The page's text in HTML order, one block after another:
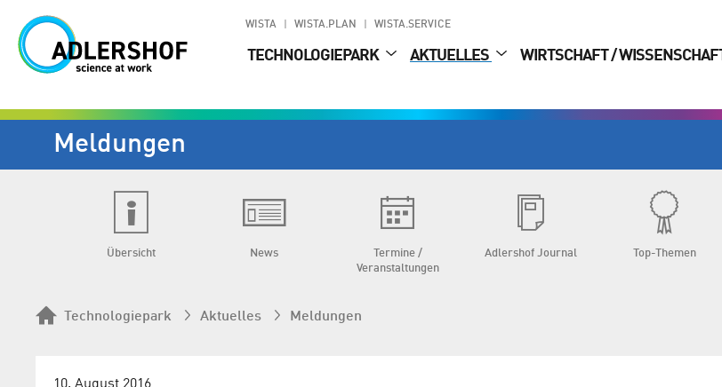
WISTA WISTA.PLAN WISTA.SERVICE
TECHNOLOGIEPARK AKTUELLES WIRTSCHAFT / WISSENSCHAFT
Meldungen
Übersicht News
Termine /
Veranstaltungen
Adlershof Journal Top-Themen
Technologiepark Aktuelles Meldungen